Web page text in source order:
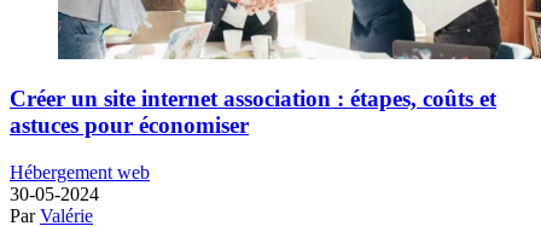
Créer un site internet association : étapes, coûts et
astuces pour économiser
Hébergement web
30-05-2024
ParValérie